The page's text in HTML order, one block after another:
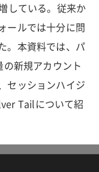
している。従来か
ールでは十分に問
。本資料では、パ
新規アカウント
セッションハイジ
Tailについて紹